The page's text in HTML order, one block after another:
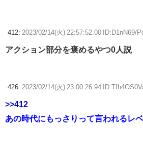
412: 2023/02/14(火) 22:57:52.00 ID:D1nN69/
アクション部分を褒めるやつ0人説
426: 2023/02/14(火) 23:00:26.94
>>412
あの時代にもっさりって言われるレ